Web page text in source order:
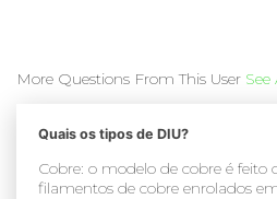
More Questions From This User See
Quais os tipos de DIU?
Cobre: o modelo de cobre é feito
filamentos de cobre enrolados